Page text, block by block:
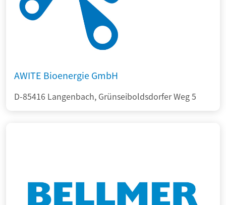
AWITE Bioenergie GmbH
D-85416 Langenbach, Grünseiboldsdorfer Weg 5